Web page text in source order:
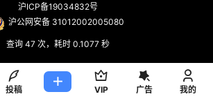
沪ICP备19034832号
沪公网安备 31012002005080
查询 47 次，耗时 0.1077 秒
投稿 VIP 广告 我的